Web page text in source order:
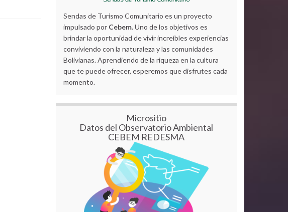
Sendas de Turismo Comunitario es un proyecto
impulsado por Cebem. Uno de los objetivos es
brindar la oportunidad de vivir increíbles experiencias
conviviendo con la naturaleza y las comunidades
Bolivianas. Aprendiendo de la riqueza en la cultura
que te puede ofrecer, esperemos que disfrutes cada
momento.
Micrositio
Datos del Observatorio Ambiental
CEBEM REDESMA